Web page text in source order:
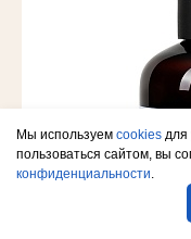
Мы используем cookies для
пользоваться сайтом, вы
конфиденциальности.